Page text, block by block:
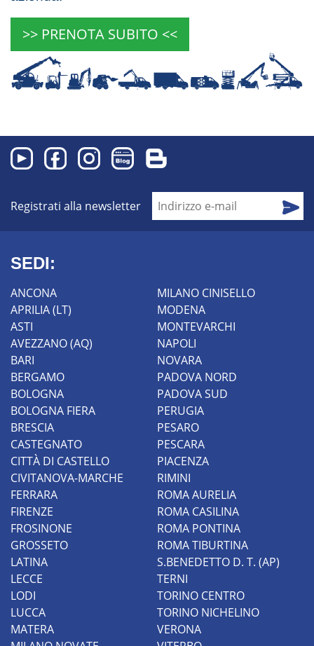
>> PRENOTA SUBITO <<
Registrati alla newsletter
SEDI:
ANCONA
APRILIA (LT)
ASTI
AVEZZANO (AQ)
BARI
BERGAMO
BOLOGNA
BOLOGNA FIERA
BRESCIA
CASTEGNATO
CITTÀ DI CASTELLO
CIVITANOVA-MARCHE
FERRARA
FIRENZE
FROSINONE
GROSSETO
LATINA
LECCE
LODI
LUCCA
MATERA
MILANO CINISELLO
MODENA
MONTEVARCHI
NAPOLI
NOVARA
PADOVA NORD
PADOVA SUD
PERUGIA
PESARO
PESCARA
PIACENZA
RIMINI
ROMA AURELIA
ROMA CASILINA
ROMA PONTINA
ROMA TIBURTINA
S.BENEDETTO D. T. (AP)
TERNI
TORINO CENTRO
TORINO NICHELINO
VERONA